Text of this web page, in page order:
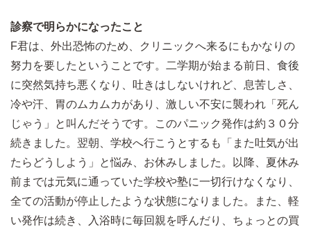
診察で明らかになったこと
F君は、外出恐怖のため、クリニックへ来るにもかなりの
努力を要したということです。二学期が始まる前日、食後
に突然気持ち悪くなり、吐きはしないけれど、息苦しさ、
冷や汗、胃のムカムカがあり、激しい不安に襲われ「死ん
じゃう」と叫んだそうです。このパニック発作は約３０分
続きました。翌朝、学校へ行こうとするも「また吐気が出
たらどうしよう」と悩み、お休みしました。以降、夏休み
前までは元気に通っていた学校や塾に一切行けなくなり、
全ての活動が停止したような状態になりました。また、軽
い発作は続き、入浴時に毎回親を呼んだり、ちょっとの買